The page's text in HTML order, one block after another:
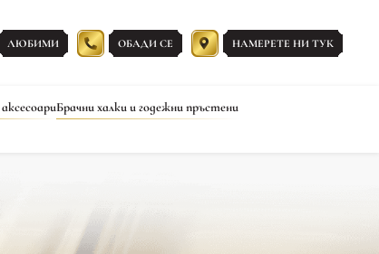
ЛЮБИМИ ОБАДИ СЕ НАМЕРЕТЕ НИ ТУК
Брачни халки и годежни пръстени